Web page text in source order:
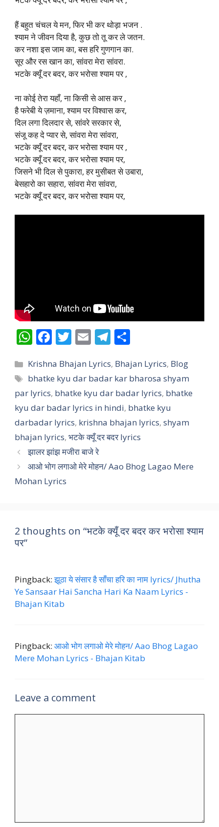
हैं बहुत चंचल ये मन, फिर भी कर थोड़ा भजन .
श्याम ने जीवन दिया है, कुछ तो तू कर ले जतन.
कर नशा इस जाम का, बस हरि गुणगान का.
सूर और रस खान का, सांवरा मेरा सांवरा.
भटके क्यूँ दर बदर, कर भरोसा श्याम पर ,
ना कोई तेरा यहाँ, ना किसी से आस कर ,
है फरेबी ये ज़माना, श्याम पर विश्वास कर,
दिल लगा दिलदार से, सांवरे सरकार से,
संजू कह दे प्यार से, सांवरा मेरा सांवरा,
भटके क्यूँ दर बदर, कर भरोसा श्याम पर ,
भटके क्यूँ दर बदर, कर भरोसा श्याम पर,
जिसने भी दिल से पुकारा, हर मुसीबत से उबारा,
बेसहारो का सहारा, सांवरा मेरा सांवरा,
भटके क्यूँ दर बदर, कर भरोसा श्याम पर,
W
at
s
A
p
p
F
e
b
o
o
k
T
itt
er
E
ai
l
T
e
gr
a
m
ar
e
Categories
Krishna Bhajan Lyrics, Bhajan Lyrics, Blog
Tags
bhatke kyu dar badar kar bharosa shyam
par lyrics, bhatke kyu dar badar lyrics, bhatke
kyu dar badar lyrics in hindi, bhatke kyu
darbadar lyrics, krishna bhajan lyrics, shyam
bhajan lyrics, भटके क्यूँ दर बदर lyrics
झालर झांझ मजीरा बाजे रे
आओ भोग लगाओ मेरे मोहन/ Aao Bhog Lagao Mere
Mohan Lyrics
2 thoughts on “भटके क्यूँ दर बदर कर भरोसा श्याम
पर”
Pingback:झूठा ये संसार है साँचा हरि का नाम lyrics/ Jhutha
Ye Sansaar Hai Sancha Hari Ka Naam Lyrics -
Bhajan Kitab
Pingback: आओ भोग लगाओ मेरे मोहन/ Aao Bhog Lagao
Mere Mohan Lyrics - Bhajan Kitab
Leave a comment